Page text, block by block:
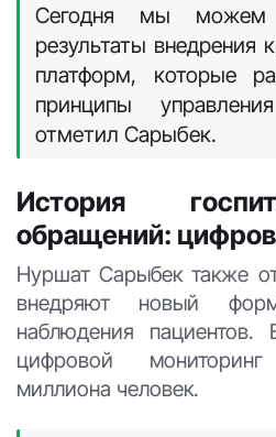
Сегодня мы можем
результаты внедрения
платформ, которые
принципы
отметил Сарыбек.
История
обращений:
Нуршат Сарыбек также
внедряют новый
наблюдения
цифровой
миллиона человек.